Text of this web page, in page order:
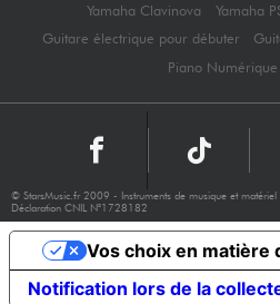
Yamaha Clavinova
Yamaha
Guitare électrique pour débuter
Piano Numérique
© StarsMusic.fr 2009 - Instruments de musique et matériel
Déclaration CNIL N°1728182
Notification lors de la
Vos choix en matière